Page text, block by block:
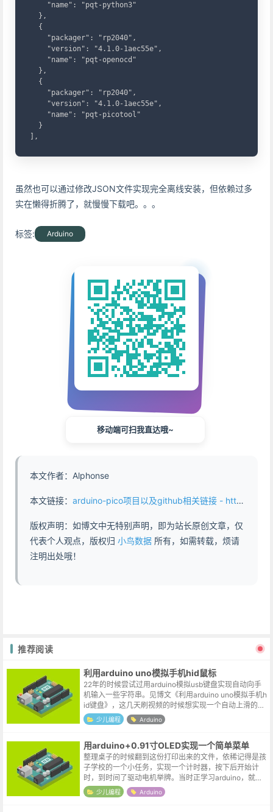
    "name": "pqt-python3"
  },
  {
    "packager": "rp2040",
    "version": "4.1.0-1aec55e",
    "name": "pqt-openocd"
  },
  {
    "packager": "rp2040",
    "version": "4.1.0-1aec55e",
    "name": "pqt-picotool"
  }
],
虽然也可以通过修改JSON文件实现完全离线安装，但依赖过多
实在懒得折腾了，就慢慢下载吧。。。
标签: Arduino
移动端可扫我直达哦~
本文作者：Alphonse
本文链接： arduino-pico项目以及github相关链接 - https://www.abddb.com/1372.html
版权声明：如博文中无特别声明，即为站长原创文章，仅
代表个人观点，版权归 小鸟数据 所有，如需转载，烦请
注明出处哦！
推荐阅读
利用arduino uno模拟手机hid鼠标
22年的时候尝试过用arduino模拟usb键盘实现自动向手
机输入一些字符串。见博文《利用arduino uno模拟手机h
id键盘》，这几天刷视频的时候想实现一个自动上滑的效
果，就想看下手头的arduino uno能否模拟usb鼠标。...
少儿编程 Arduino
用arduino+0.91寸OLED实现一个简单菜单
整理桌子的时候翻到这份打印出来的文件，依稀记得是孩
子学校的一个小任务，实现一个计时器，按下后开始计
时，到时间了驱动电机举牌。当时正学习arduino，就尝
试用arduino配合0.91寸OLED实现了一个粗糙的模型，增
加了一个简单菜单...
少儿编程 Arduino